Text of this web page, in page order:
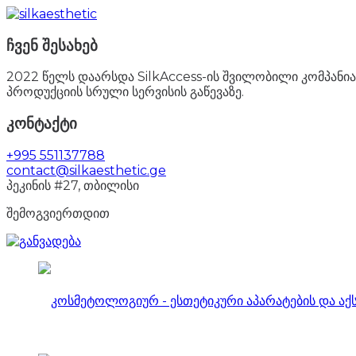
ჩვენ შესახებ
2022 წელს დაარსდა SilkAccess-ის შვილობილი
პროდუქციის სრული სერვისის გაწევაზე.
კონტაქტი
+995 551137788
contact@silkaesthetic.ge
პეკინის #27, თბილისი
შემოგვიერთდით